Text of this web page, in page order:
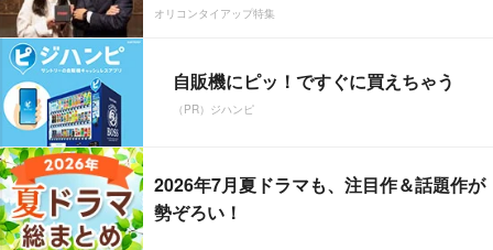
オリコンタイアップ特集
自販機にピッ！ですぐに買えちゃう
（PR）ジハンピ
2026年7月夏ドラマも、注目作＆話題作が
勢ぞろい！